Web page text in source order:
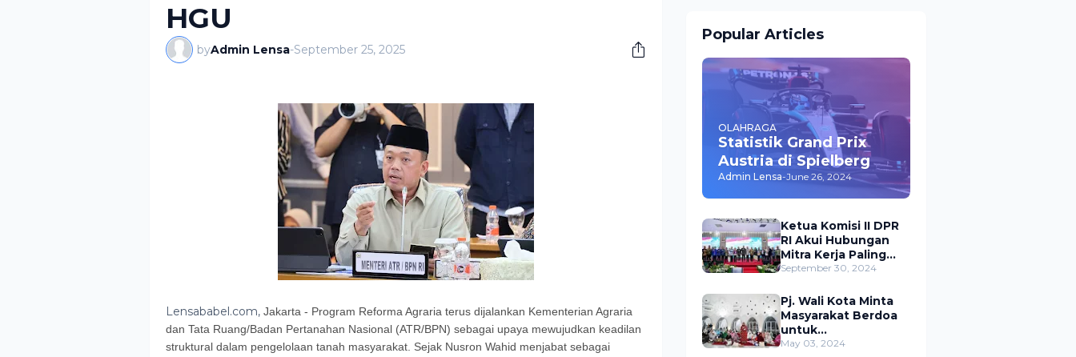
HGU
byAdmin Lensa-September 25, 2025
Lensababel.com, Jakarta - Program Reforma Agraria terus dijalankan Kementerian Agraria
dan Tata Ruang/Badan Pertanahan Nasional (ATR/BPN) sebagai upaya mewujudkan keadilan
struktural dalam pengelolaan tanah masyarakat. Sejak Nusron Wahid menjabat sebagai
Popular Articles
OLAHRAGA
Statistik Grand Prix
Austria di Spielberg
Admin Lensa-June 26, 2024
Ketua Komisi II DPR
RI Akui Hubungan
Mitra Kerja Paling
Akrab dengan
ATR/BPN
September 30, 2024
Pj. Wali Kota Minta
Masyarakat Berdoa
untuk
Pangkalpinang,
May 03, 2024